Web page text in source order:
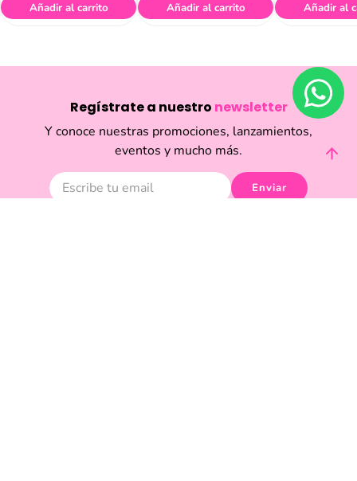
Añadir al carrito Añadir al carrito Añadir al
Regístrate a nuestro newsletter
Y conoce nuestras promociones, lanzamientos,
eventos y mucho más.
Enviar